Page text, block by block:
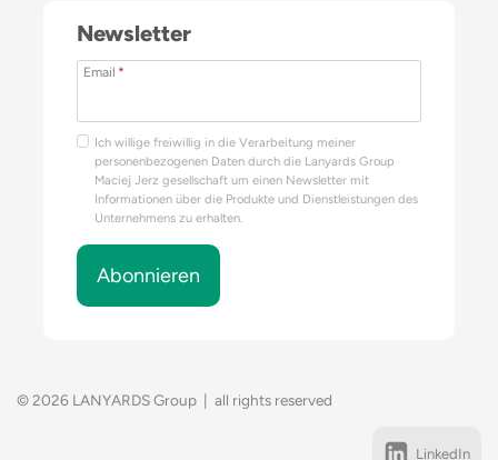
Newsletter
Email *
Ich willige freiwillig in die Verarbeitung meiner
personenbezogenen Daten durch die Lanyards Group
Maciej Jerz gesellschaft um einen Newsletter mit
Informationen über die Produkte und Dienstleistungen des
Unternehmens zu erhalten.
Abonnieren
© 2026 LANYARDS Group | all rights reserved
LinkedIn